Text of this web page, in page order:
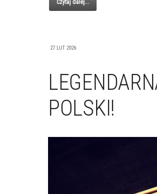
Czytaj dalej...
27 LUT 2026
POLSKI!